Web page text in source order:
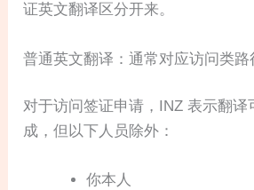
证英文翻译区分开来。
普通英文翻译：通常对应访问类路
对于访问签证申请，INZ 表示翻译
成，但以下人员除外：
你本人